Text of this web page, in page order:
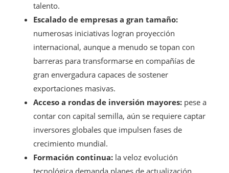
talento.
Escalado de empresas a gran tamaño:
numerosas iniciativas logran proyección
internacional, aunque a menudo se topan con
barreras para transformarse en compañías de
gran envergadura capaces de sostener
exportaciones masivas.
Acceso a rondas de inversión mayores: pese a
contar con capital semilla, aún se requiere captar
inversores globales que impulsen fases de
crecimiento mundial.
Formación continua: la veloz evolución